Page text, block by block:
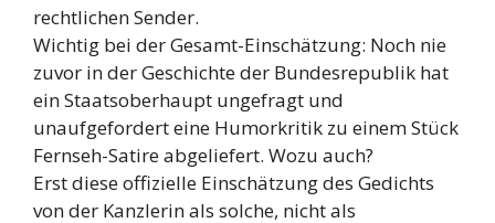
rechtlichen Sender.
Wichtig bei der Gesamt-Einschätzung: Noch nie
zuvor in der Geschichte der Bundesrepublik hat
ein Staatsoberhaupt ungefragt und
unaufgefordert eine Humorkritik zu einem Stück
Fernseh-Satire abgeliefert. Wozu auch?
Erst diese offizielle Einschätzung des Gedichts
von der Kanzlerin als solche, nicht als